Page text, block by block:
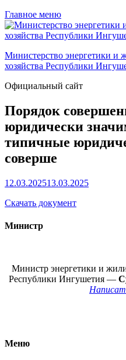
Главное меню
Министерство энергетики и
хозяйства Республики
Официальный сайт
Порядок
юридически
типичные
соверше
12.03.202513.03.2025
Скачать документ
Министр
Министр энергетики и
Республики Ингушетия —
Меню